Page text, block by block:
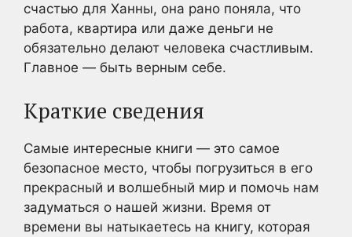
счастью для Ханны, она рано поняла, что
работа, квартира или даже деньги не
обязательно делают человека счастливым.
Главное — быть верным себе.
Краткие сведения
Самые интересные книги — это самое
безопасное место, чтобы погрузиться в его
прекрасный и волшебный мир и помочь нам
задуматься о нашей жизни. Время от
времени вы натыкаетесь на книгу, которая